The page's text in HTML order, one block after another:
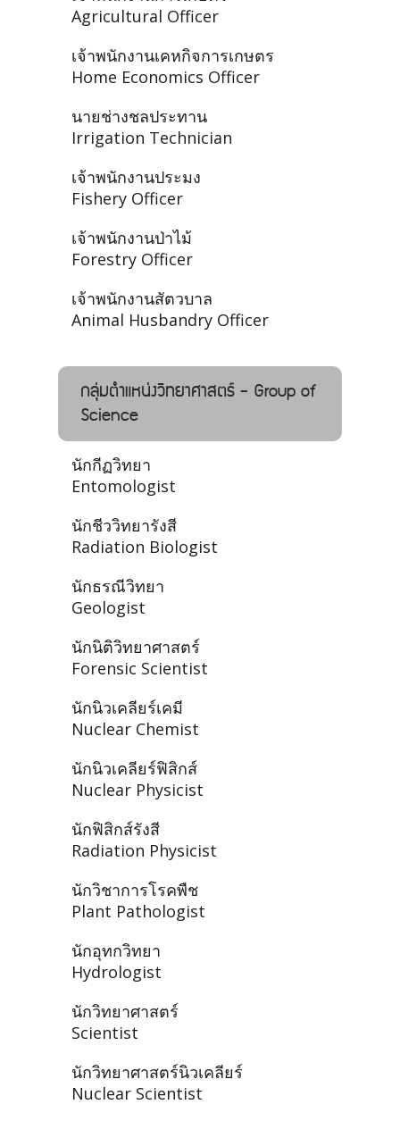
Agricultural Officer
เจ้าพนักงานเคหกิจการเกษตร
Home Economics Officer
นายช่างชลประทาน
Irrigation Technician
เจ้าพนักงานประมง
Fishery Officer
เจ้าพนักงานป่าไม้
Forestry Officer
เจ้าพนักงานสัตวบาล
Animal Husbandry Officer
กลุ่มตำแหน่งวิทยาศาสตร์ - Group of
Science
นักกีฏวิทยา
Entomologist
นักชีววิทยารังสี
Radiation Biologist
นักธรณีวิทยา
Geologist
นักนิติวิทยาศาสตร์
Forensic Scientist
นักนิวเคลียร์เคมี
Nuclear Chemist
นักนิวเคลียร์ฟิสิกส์
Nuclear Physicist
นักฟิสิกส์รังสี
Radiation Physicist
นักวิชาการโรคพืช
Plant Pathologist
นักอุทกวิทยา
Hydrologist
นักวิทยาศาสตร์
Scientist
นักวิทยาศาสตร์นิวเคลียร์
Nuclear Scientist